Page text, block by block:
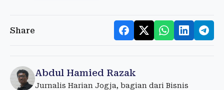
Share
Abdul Hamied Razak
Jurnalis Harian Jogja, bagian dari Bisnis